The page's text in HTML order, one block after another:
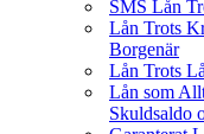
SMS Lån
Lån Trots
Borgenär
Lån Trots
Lån som
Skuldsaldo